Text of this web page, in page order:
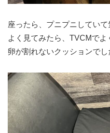
座ったら、プニプニしてい
よく見てみたら、TVCMでよ
卵が割れないクッションでし